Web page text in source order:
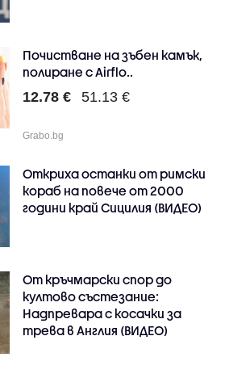
Почистване на зъбен камък,
полиране с Airflo..
12.78 € 51.13 €
Grabo.bg
Откриха останки от римски
кораб на повече от 2000
години край Сицилия (ВИДЕО)
От кръчмарски спор до
култово състезание:
Надпревара с косачки за
трева в Англия (ВИДЕО)